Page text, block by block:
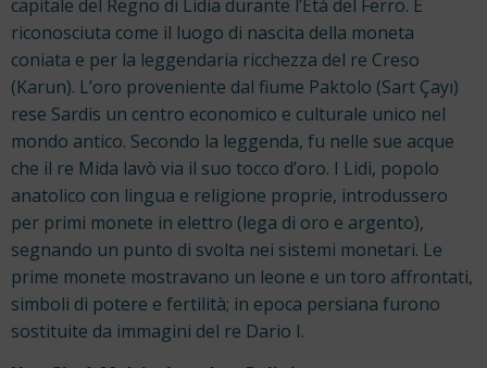
capitale del Regno di Lidia durante l’Età del Ferro. È
riconosciuta come il luogo di nascita della moneta
coniata e per la leggendaria ricchezza del re Creso
(Karun). L’oro proveniente dal fiume Paktolo (Sart Çayı)
rese Sardis un centro economico e culturale unico nel
mondo antico. Secondo la leggenda, fu nelle sue acque
che il re Mida lavò via il suo tocco d’oro. I Lidi, popolo
anatolico con lingua e religione proprie, introdussero
per primi monete in elettro (lega di oro e argento),
segnando un punto di svolta nei sistemi monetari. Le
prime monete mostravano un leone e un toro affrontati,
simboli di potere e fertilità; in epoca persiana furono
sostituite da immagini del re Dario I.